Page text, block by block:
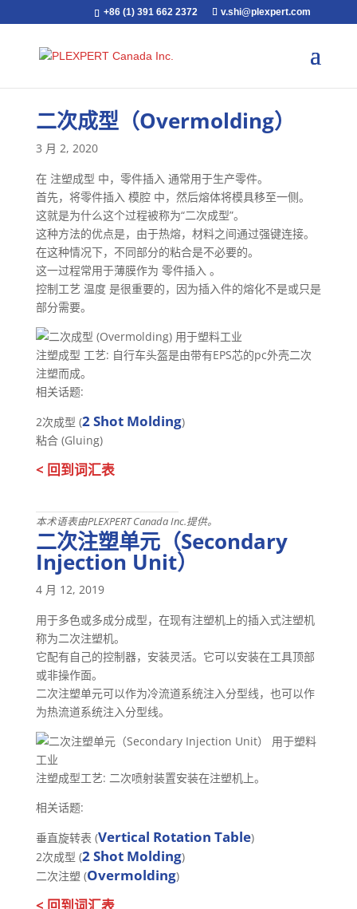
+86 (1) 391 662 2372 v.shi@plexpert.com
二次成型（Overmolding）
3 月 2, 2020
在 注塑成型 中，零件插入 通常用于生产零件。
首先，将零件插入 模腔 中，然后熔体将模具移至一侧。
这就是为什么这个过程被称为“二次成型”。
这种方法的优点是，由于热熔，材料之间通过强键连接。
在这种情况下，不同部分的粘合是不必要的。
这一过程常用于薄膜作为 零件插入 。
控制工艺 温度 是很重要的，因为插入件的熔化不是或只是
部分需要。
注塑成型 工艺: 自行车头盔是由带有EPS芯的pc外壳二次
注塑而成。
相关话题:
2次成型 (2 Shot Molding)
粘合 (Gluing)
< 回到词汇表
本术语表由PLEXPERT Canada Inc.提供。
二次注塑单元（Secondary
Injection Unit）
4 月 12, 2019
用于多色或多成分成型，在现有注塑机上的插入式注塑机
称为二次注塑机。
它配有自己的控制器，安装灵活。它可以安装在工具顶部
或非操作面。
二次注塑单元可以作为冷流道系统注入分型线，也可以作
为热流道系统注入分型线。
注塑成型工艺: 二次喷射装置安装在注塑机上。
相关话题:
垂直旋转表 (Vertical Rotation Table)
2次成型 (2 Shot Molding)
二次注塑 (Overmolding)